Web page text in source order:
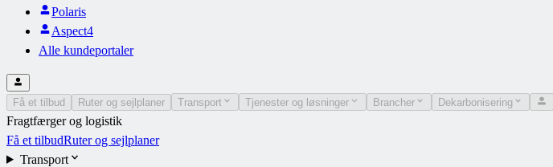
Polaris
Aspect4
Alle kundeportaler
Få et tilbud Ruter og sejlplaner Transport Tjenester og løsninger Brancher Dekarbonisering
Fragtfærger og logistik
Få et tilbudRuter og sejlplaner
Transport